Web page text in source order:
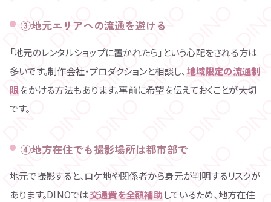
③地元エリアへの流通を避ける
「地元のレンタルショップに置かれたら」という心配をされる方は
多いです。制作会社・プロダクションと相談し、 地域限定の流通制
限をかける方法もあります。事前に希望を伝えておくことが大切
です。
④地方在住でも撮影場所は都市部で
地元で撮影すると、ロケ地や関係者から身元が判明するリスクが
あります。DINOでは交通費を全額補助しているため、地方在住